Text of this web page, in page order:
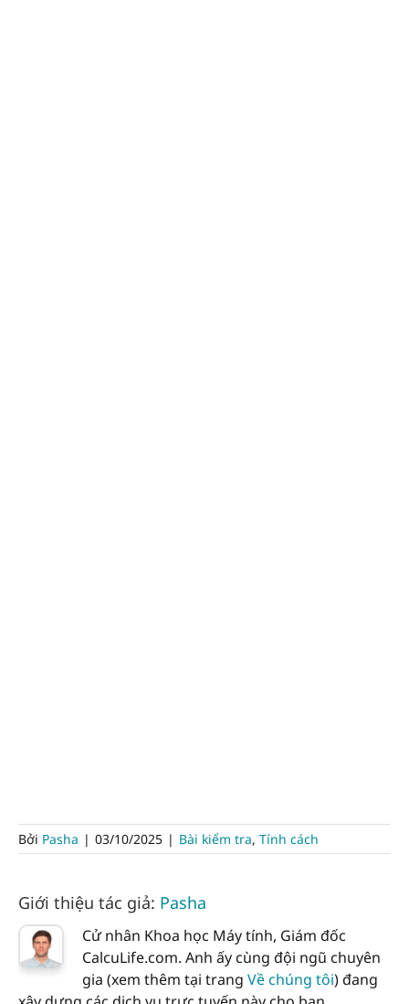
Bởi Pasha | 03/10/2025 | Bài kiểm tra, Tính cách
Giới thiệu tác giả: Pasha
Cử nhân Khoa học Máy tính, Giám đốc
CalcuLife.com. Anh ấy cùng đội ngũ chuyên
gia (xem thêm tại trang Về chúng tôi) đang